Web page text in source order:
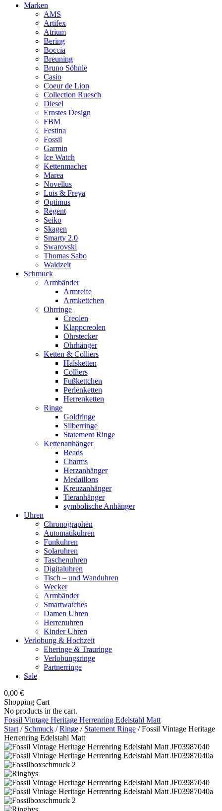
Marken
AMS
Artifex
Atrium
Bering
Boccia
Breuning
Bruno Söhnle
Casio
Coeur de Lion
Collection Ruesch
Diesel
Ernstes Design
FBM
Festina
Fossil
Garmin
Ice Watch
Kettenmacher
Marea
Novellus
Luis & Freya
Optimus
Regent
Seiko
Skagen
Smarty 2.0
Swarovski
Thomas Sabo
Waidzeit
Schmuck
Armbänder
Armreife
Armkettchen
Ohrringe
Creolen
Klappcreolen
Ohrstecker
Ohrhänger
Ketten & Colliers
Halsketten
Colliers
Fußkettchen
Perlenketten
Herrenketten
Ringe
Goldringe
Silberringe
Statement Ringe
Kettenanhänger
Beads
Charms
Herzanhänger
Medaillons
Kreuzanhänger
Tieranhänger
symbolische Anhänger
Uhren
Chronographen
Automatikuhren
Funkuhren
Solaruhren
Taschenuhren
Digitaluhren
Tisch – und Wanduhren
Wecker
Armbänder
Smartwatches
Damen Uhren
Herrenuhren
Kinder Uhren
Verlobung & Hochzeit
Eheringe & Trauringe
Verlobungsringe
Partnerringe
Sale
0,00 €
Shopping Cart
No products in the cart.
Fossil Vintage Heritage Herrenring Edelstahl Matt
Start / Schmuck /Ringe / Statement Ringe / Fossil Vintage Heritage
Herrenring Edelstahl Matt